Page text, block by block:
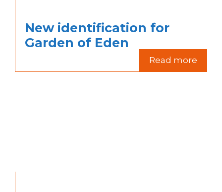
New identification for
Garden of Eden
Read more